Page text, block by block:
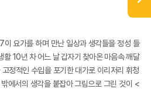
요가를 하며 만난 일상과 생각들을 정성 들
활 10년 차 어느 날 갑자기 찾아온 마음속 깨달
정적인 수입을 포기한 대가로 이리저리 휘청
에서의 생각을 붙잡아 그림으로 그린 것이 <